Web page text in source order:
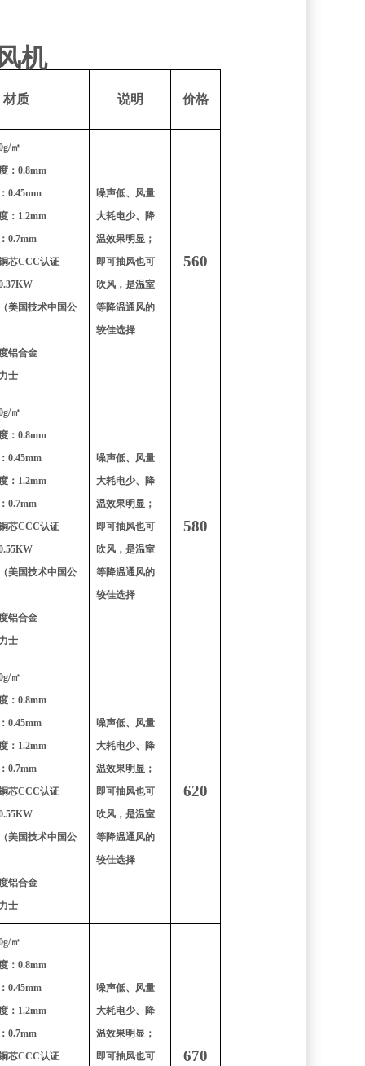
机
材质 说明 价格
㎡
：0.8mm
0.45mm
：1.2mm
0.7mm
芯CCC认证
美国技术中国公
铝合金
士
噪声低、风量
大耗电少、降
温效果明显；
即可抽风也可
吹风，是温室
等降温通风的
较佳选择
560
㎡
：0.8mm
0.45mm
：1.2mm
0.7mm
芯CCC认证
美国技术中国公
铝合金
士
噪声低、风量
大耗电少、降
温效果明显；
即可抽风也可
吹风，是温室
等降温通风的
较佳选择
580
㎡
：0.8mm
0.45mm
：1.2mm
0.7mm
芯CCC认证
美国技术中国公
铝合金
士
噪声低、风量
大耗电少、降
温效果明显；
即可抽风也可
吹风，是温室
等降温通风的
较佳选择
620
㎡
：0.8mm
0.45mm
：1.2mm
0.7mm
芯CCC认证
噪声低、风量
大耗电少、降
温效果明显；
即可抽风也可
670